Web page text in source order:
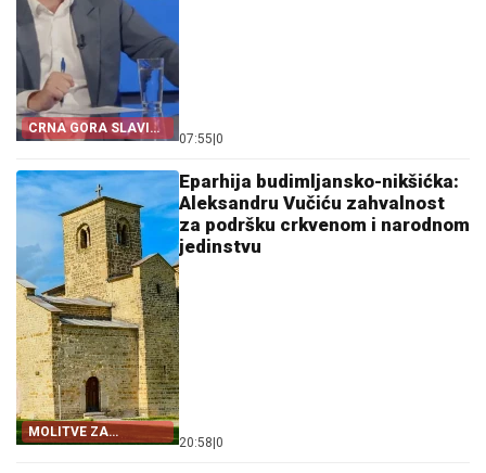
CRNA GORA SLAVI
„OLUJU“
07:55 0
MOLITVE ZA
ZDRAVLJE I USPJEH
Eparhija budimljansko-nikšićka:
Aleksandru Vučiću zahvalnost
za podršku crkvenom i narodnom
jedinstvu
20:58 0